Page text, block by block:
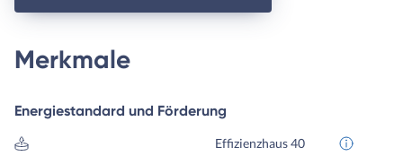
Merkmale
Energiestandard und Förderung
Effizienzhaus 40